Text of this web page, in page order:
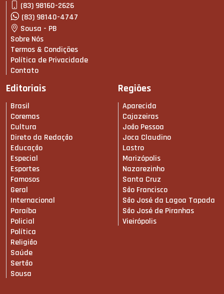
(83) 98160-2626
(83) 98140-4747
Sousa - PB
Sobre Nós
Termos & Condições
Política de Privacidade
Contato
Editoriais
Brasil
Coremas
Cultura
Direto da Redação
Educação
Especial
Esportes
Famosos
Geral
Internacional
Paraíba
Policial
Política
Religião
Saúde
Sertão
Sousa
Regiões
Aparecida
Cajazeiras
João Pessoa
Joca Claudino
Lastro
Marizópolis
Nazarezinho
Santa Cruz
São Francisco
São José da Lagoa Tapada
São José de Piranhas
Vieirópolis